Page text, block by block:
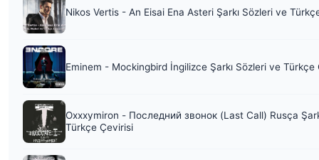
Nikos Vertis - An Eisai Ena Asteri Şarkı Sözleri ve
Eminem - Mockingbird İngilizce Şarkı Sözleri ve Türkçe
Oxxxymiron - Последний звонок (Last Call) Rusça
Türkçe Çevirisi